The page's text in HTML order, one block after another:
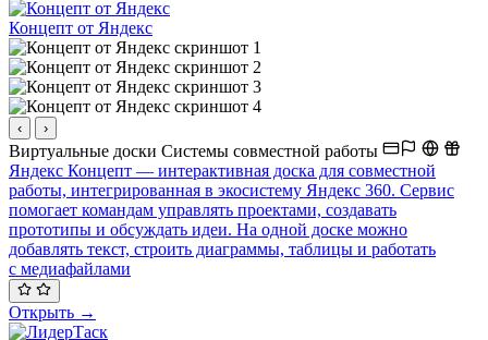
Концепт от Яндекс
‹ ›
Виртуальные доски Системы совместной работы
Яндекс Концепт — интерактивная доска для совместной
работы, интегрированная в экосистему Яндекс 360. Сервис
помогает командам управлять проектами, создавать
прототипы и обсуждать идеи. На одной доске можно
добавлять текст, строить диаграммы, таблицы и работать
с медиафайлами
Открыть →